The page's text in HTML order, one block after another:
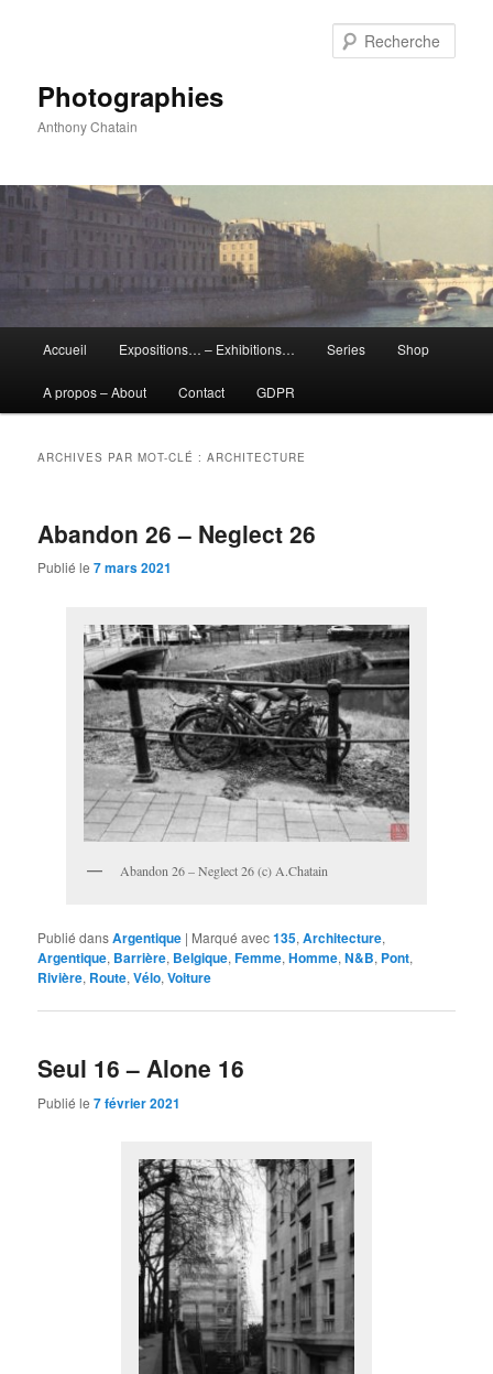
Photographies
Anthony Chatain
principal
Accueil Expositions… – Exhibitions… Series Shop
A propos – About Contact GDPR
ARCHIVES PAR MOT-CLÉ :ARCHITECTURE
Abandon 26 – Neglect 26
Publié le7 mars 2021
Abandon 26 – Neglect 26 (c) A.Chatain
Publié dansArgentique | Marqué avec135,Architecture,
Argentique, Barrière, Belgique,Femme,Homme,N&B, Pont,
Rivière, Route,Vélo,Voiture
Seul 16 – Alone 16
Publié le7 février 2021